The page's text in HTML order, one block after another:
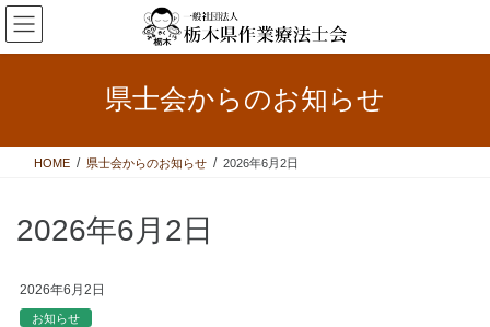
コ
ン
テ
ス
ナ
ビ
ゲ
ン
県士会からのお知らせ
HOME 県士会からのお知らせ 2026年6月2日
2026年6月2日
2026年6月2日
お知らせ